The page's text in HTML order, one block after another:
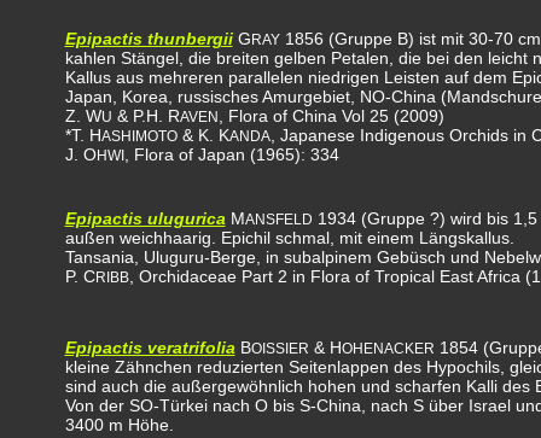
Epipactis thunbergiiG RAY1856 (Gruppe B) ist mit 30-70
kahlen Stängel, die breiten gelben Petalen, die bei den
Kallus aus mehreren parallelen niedrigen Leisten auf dem
Japan, Korea, russisches Amurgebiet, NO-China
Z. WU & P.H. RAVEN
, Flora of China Vol 25 (2009)
*T. HASHIMOTO& K. KANDA, Japanese Indigenous Orchids in
J. OHWI, Flora of Japan (1965): 334
Epipactis ulugurica MANSFELD 1934 (Gruppe ?) wird bis
außen weichhaarig. Epichil schmal, mit einem Längskallus.
Tansania, Uluguru-Berge, in subalpinem Gebüsch und
P. CRIBB, Orchidaceae Part 2 in Flora of Tropical East Africa
Epipactis veratrifolia BOISSIER & HOHENACKER 1854
kleine Zähnchen reduzierten Seitenlappen des Hypochils,
sind auch die außergewöhnlich hohen und scharfen Kalli des
Von der SO-Türkei nach O bis S-China, nach S über Israel
3400 m Höhe.